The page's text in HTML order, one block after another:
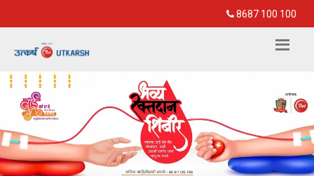
8687 100 100